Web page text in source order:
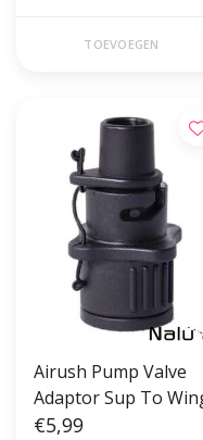
TOEVOEGEN
Airush Pump Valve
Adaptor Sup To
€5,99